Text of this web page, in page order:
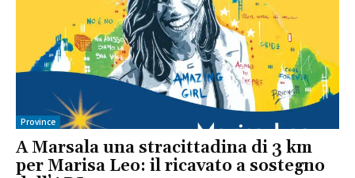
Province
A Marsala una stracittadina di 3 km
per Marisa Leo: il ricavato a sostegno